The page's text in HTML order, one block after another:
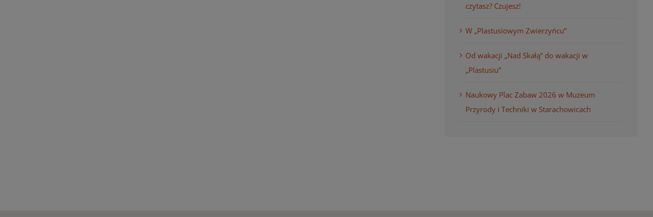
czytasz? Czujesz!
W „Plastusiowym Zwierzyńcu”
Od wakacji „Nad Skałą” do wakacji w
„Plastusiu”
Naukowy Plac Zabaw 2026 w Muzeum
Przyrody i Techniki w Starachowicach